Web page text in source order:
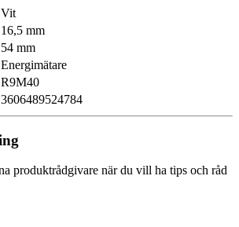
Vit
16,5 mm
54 mm
Energimätare
R9M40
3606489524784
produktrådgivare när du vill ha tips och råd